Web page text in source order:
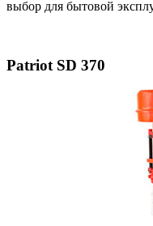
выбор для бытовой
Patriot SD 370